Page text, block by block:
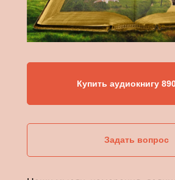
Купить аудиокнигу
Задать вопрос